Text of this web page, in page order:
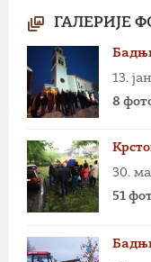
ГАЛЕРИЈЕ
13.
8
30.
51